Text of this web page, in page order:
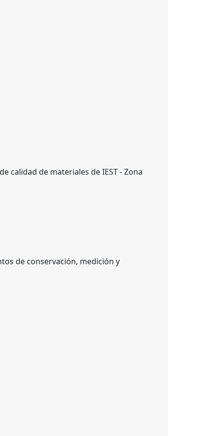
calidad de materiales de IEST - Zona
de conservación, medición y